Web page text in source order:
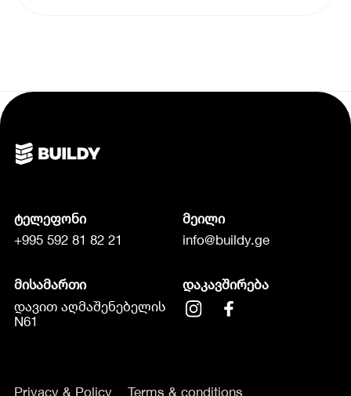
ტელეფონი
+995 592 81 82 21
მეილი
info@buildy.ge
მისამართი
დავით აღმაშენებელის
N61
დაკავშირება
Privacy & Policy Terms & conditions